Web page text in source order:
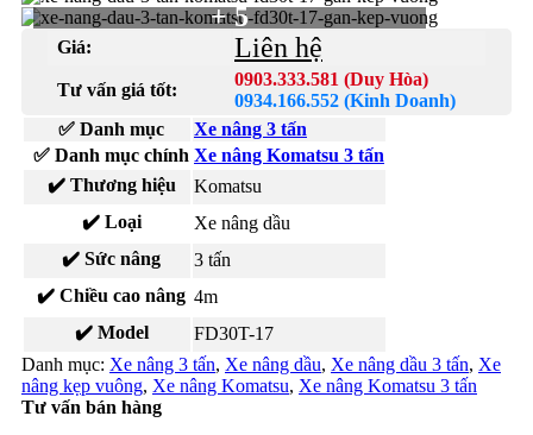
Tìm kiếm:
+ 5
Giá: Liên hệ
Tư vấn giá tốt:
0903.333.581 (Duy Hòa)
0934.166.552 (Kinh Doanh)
✅ Danh mục
Xe nâng 3 tấn
✅ Danh mục chính Xe nâng Komatsu 3 tấn
✔️ Thương hiệu
Komatsu
✔️ Loại
Xe nâng dầu
✔️ Sức nâng
3 tấn
✔️ Chiều cao nâng 4m
✔️ Model
FD30T-17
Danh mục: Xe nâng 3 tấn, Xe nâng dầu, Xe nâng dầu 3 tấn, Xe
nâng kẹp vuông, Xe nâng Komatsu, Xe nâng Komatsu 3 tấn
Tư vấn bán hàng